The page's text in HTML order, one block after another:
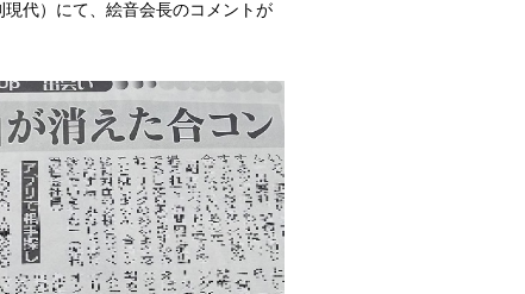
代）にて、絵音会長のコメントが